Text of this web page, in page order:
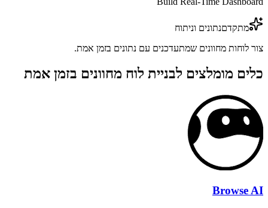
מתקדםנתונים וניתוח
צור לוחות מחוונים שמתעדכנים עם נתונים בזמן אמת.
כלים מומלצים לבניית לוח מחוונים בזמן אמת
Browse AI